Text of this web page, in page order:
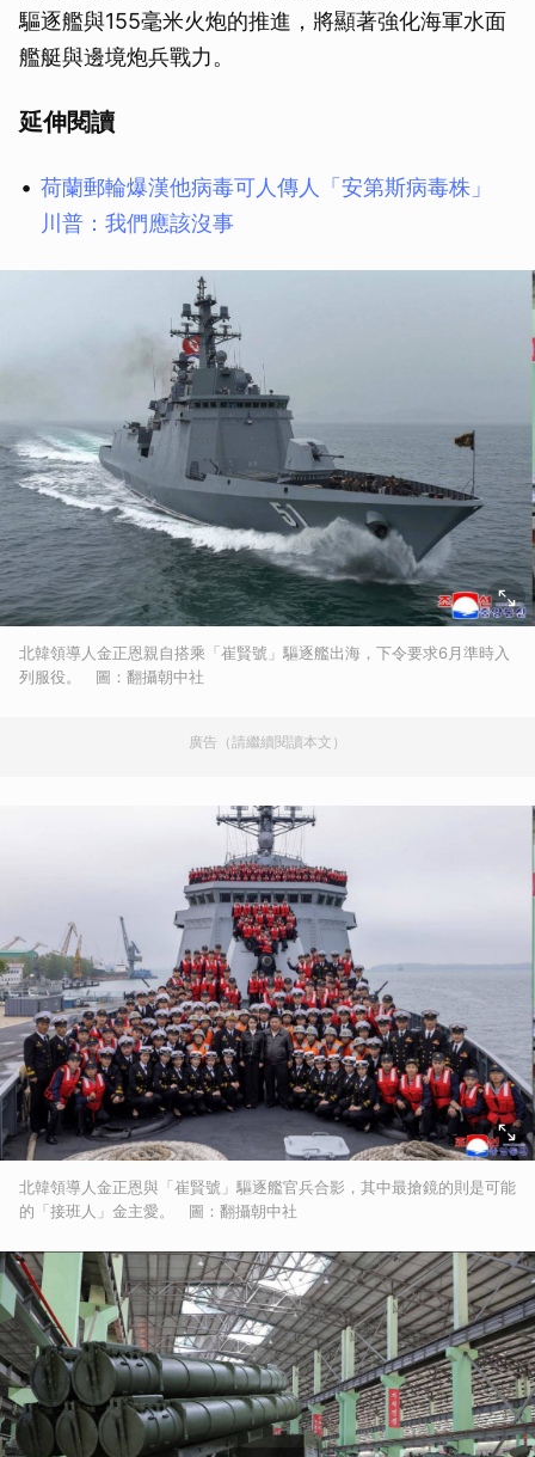
驅逐艦與155毫米火炮的推進，將顯著強化海軍水面
艦艇與邊境炮兵戰力。
延伸閱讀
荷蘭郵輪爆漢他病毒可人傳人「安第斯病毒株」
川普：我們應該沒事
北韓領導人金正恩親自搭乘「崔賢號」驅逐艦出海，下令要求6月準時入
列服役。 圖：翻攝朝中社
廣告（請繼續閱讀本文）
北韓領導人金正恩與「崔賢號」驅逐艦官兵合影，其中最搶鏡的則是可能
的「接班人」金主愛。 圖：翻攝朝中社